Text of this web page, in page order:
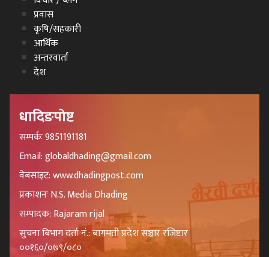
प्रवास
कृषि/सहकारी
आर्थिक
अन्तरवार्ता
देश
धादिङपोष्ट
सम्पर्कः 9851191181
Email: globaldhading@gmail.com
वेबसाइट: www.dhadingpost.com
प्रकाशनः N.S. Media Dhading
सम्पादक: Rajaram rijal
सुचना बिभाग दर्ता नं.: बागमती प्रदेश सञ्चार रजिष्टार
००१६०/०७९/०८०